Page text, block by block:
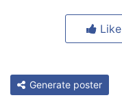
Like
Generate poster